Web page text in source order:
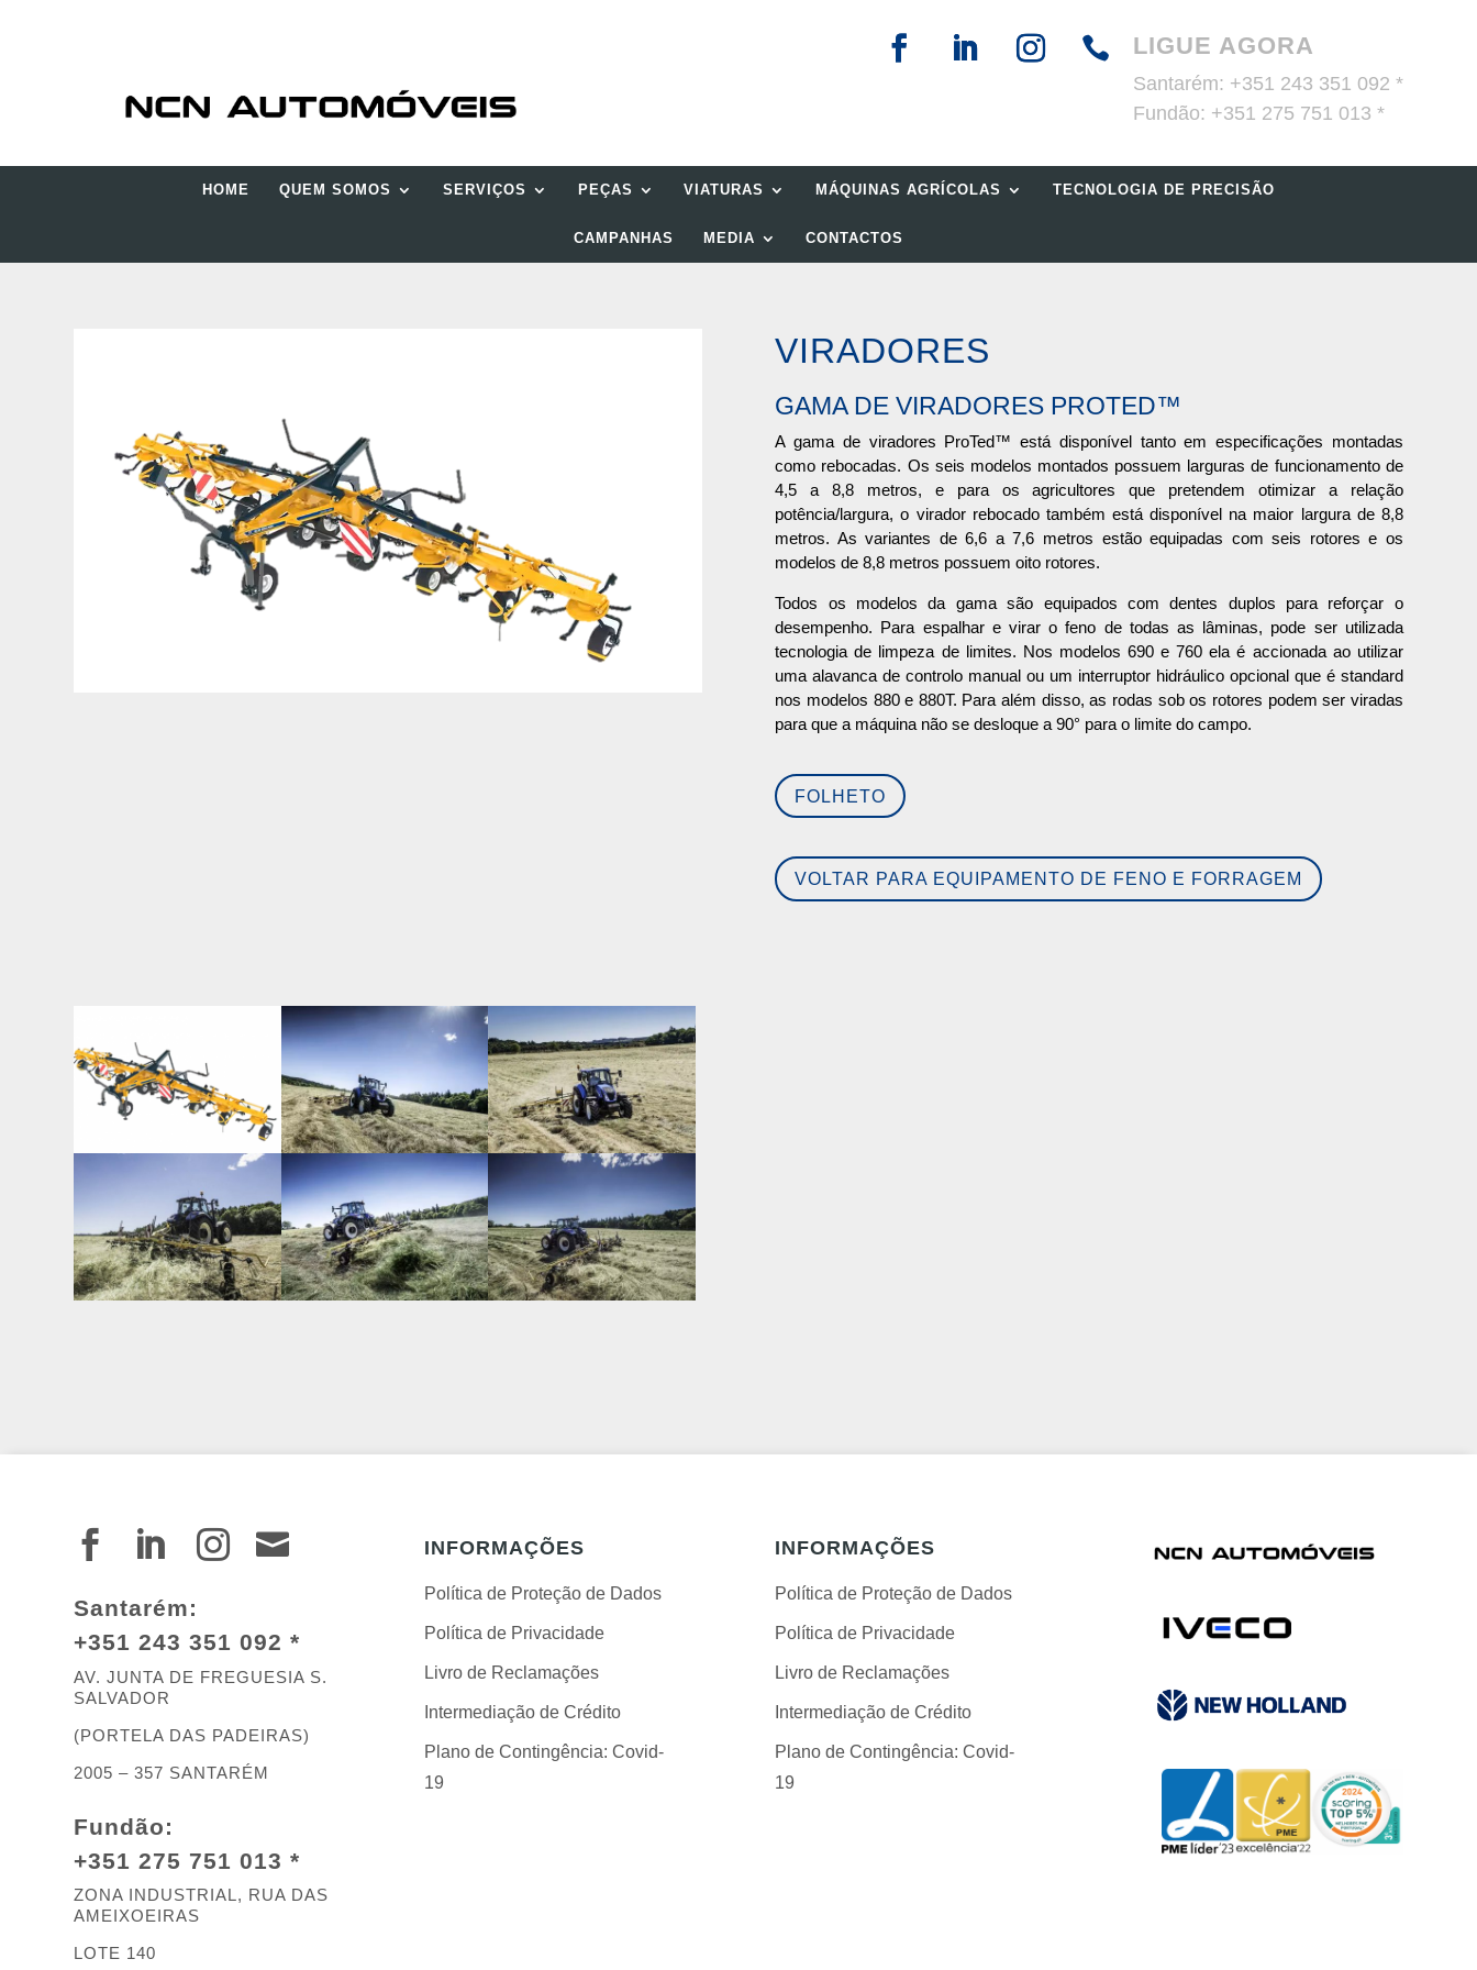
 LIGUE AGORA
Santarém: +351 243 351 092 *
Fundão: +351 275 751 013 *
HOME QUEM SOMOS SERVIÇOS PEÇAS VIATURAS MÁQUINAS AGRÍCOLAS TECNOLOGIA DE PRECISÃO
CAMPANHAS MEDIA CONTACTOS
VIRADORES
GAMA DE VIRADORES PROTED™
A gama de viradores ProTed™ está disponível tanto em especificações montadas
como rebocadas. Os seis modelos montados possuem larguras de funcionamento de
4,5 a 8,8 metros, e para os agricultores que pretendem otimizar a relação
potência/largura, o virador rebocado também está disponível na maior largura de 8,8
metros. As variantes de 6,6 a 7,6 metros estão equipadas com seis rotores e os
modelos de 8,8 metros possuem oito rotores.
Todos os modelos da gama são equipados com dentes duplos para reforçar o
desempenho. Para espalhar e virar o feno de todas as lâminas, pode ser utilizada
tecnologia de limpeza de limites. Nos modelos 690 e 760 ela é accionada ao utilizar
uma alavanca de controlo manual ou um interruptor hidráulico opcional que é standard
nos modelos 880 e 880T. Para além disso, as rodas sob os rotores podem ser viradas
para que a máquina não se desloque a 90° para o limite do campo.
FOLHETO
VOLTAR PARA EQUIPAMENTO DE FENO E FORRAGEM
   
Santarém:
+351 243 351 092 *
AV. JUNTA DE FREGUESIA S.
SALVADOR
(PORTELA DAS PADEIRAS)
2005 – 357 SANTARÉM
Fundão:
+351 275 751 013 *
ZONA INDUSTRIAL, RUA DAS
AMEIXOEIRAS
LOTE 140
INFORMAÇÕES
Política de Proteção de Dados
Política de Privacidade
Livro de Reclamações
Intermediação de Crédito
Plano de Contingência: Covid-
19
INFORMAÇÕES
Política de Proteção de Dados
Política de Privacidade
Livro de Reclamações
Intermediação de Crédito
Plano de Contingência: Covid-
19